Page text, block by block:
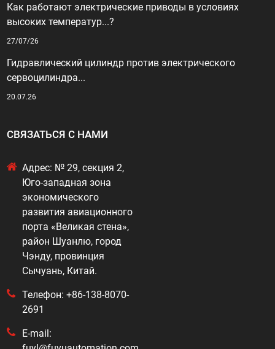
Как работают электрические приводы в условиях
высоких температур...?
27/07/26
Гидравлический цилиндр против электрического
сервоцилиндра...
20.07.26
СВЯЗАТЬСЯ С НАМИ
Адрес: № 29, секция 2,
Юго-западная зона
экономического
развития авиационного
порта «Великая стена»,
район Шуанлю, город
Чэнду, провинция
Сычуань, Китай.
Телефон: +86-138-8070-
2691
E-mail: